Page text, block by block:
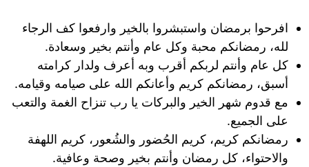
افرحوا برمضان واستبشروا بالخير وارفعوا كف الرجاء
لله، رمضانكم محبة وكل عام وأنتم بخير وسعادة.
كل عام وأنتم لربكم أقرب وبه أعرف ولدار كرامته
أسبق، رمضانكم كريم وأعانكم الله على صيامه وقيامه.
مع قدوم شهر الخير والبركات يا رب تنزاح الغمة والتعب
على الجميع.
رمضانكم كريم، كريم الحُضور والشُعور، كريم اللهفة
والاحتواء، كل رمضان وأنتم بخير وصحة وعافية.